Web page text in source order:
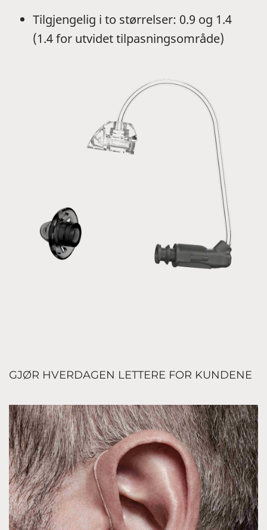
Tilgjengelig i to størrelser: 0.9 og 1.4
(1.4 for utvidet tilpasningsområde)
GJØR HVERDAGEN LETTERE FOR KUNDENE